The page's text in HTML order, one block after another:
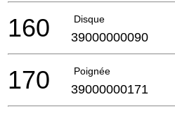
Disque
160 39000000090
Poignée
170 39000000171